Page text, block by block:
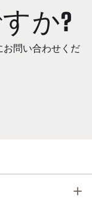
か?
お問い合わせくだ